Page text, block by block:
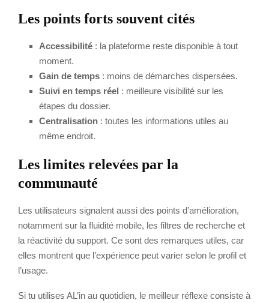
Les points forts souvent cités
Accessibilité : la plateforme reste disponible à tout
moment.
Gain de temps : moins de démarches dispersées.
Suivi en temps réel : meilleure visibilité sur les
étapes du dossier.
Centralisation : toutes les informations utiles au
même endroit.
Les limites relevées par la
communauté
Les utilisateurs signalent aussi des points d’amélioration,
notamment sur la fluidité mobile, les filtres de recherche et
la réactivité du support. Ce sont des remarques utiles, car
elles montrent que l’expérience peut varier selon le profil et
l’usage.
Si tu utilises AL’in au quotidien, le meilleur réflexe consiste à